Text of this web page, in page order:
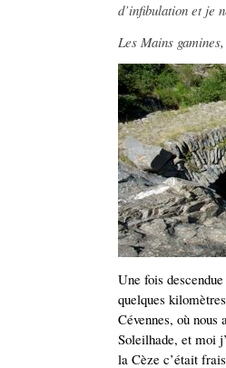
d’infibulation et je
Les Mains
Une fois
quelques
Cévennes, où nous
Soleilhade, et moi
la Cèze c’était